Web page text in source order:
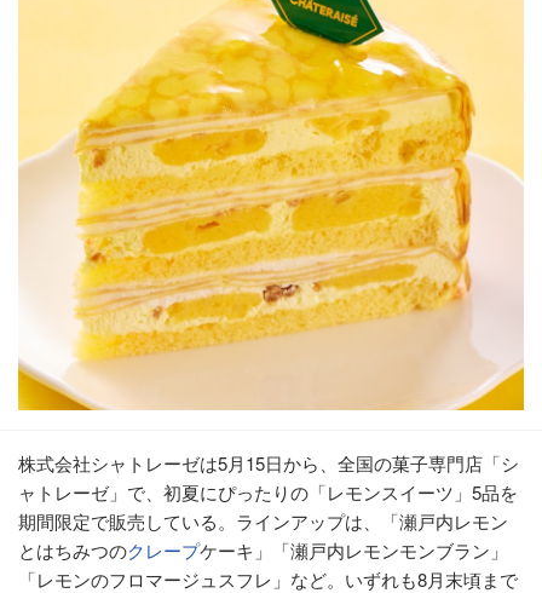
株式会社シャトレーゼは5月15日から、全国の菓子専門店「シ
ャトレーゼ」で、初夏にぴったりの「レモンスイーツ」5品を
期間限定で販売している。ラインアップは、「瀬戸内レモン
とはちみつのクレープケーキ」「瀬戸内レモンモンブラン」
「レモンのフロマージュスフレ」など。いずれも8月末頃まで